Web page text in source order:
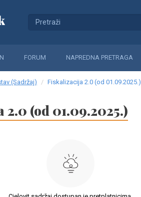
FORUM NAPREDNA PRETRAGA
(Sadržaj) Fiskalizacija 2.0 (od 01.09.2025.)
(od 01.09.2025.)